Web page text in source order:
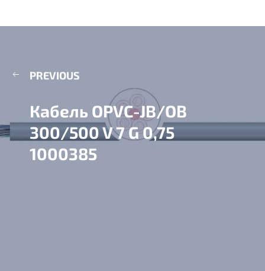
PREVIOUS
Кабель OPVC-JB/OB
300/500 V 7 G 0,75
1000385